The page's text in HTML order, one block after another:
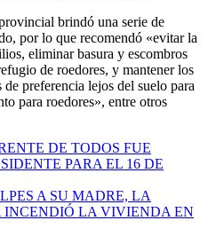
brindó una serie de
por lo que recomendó «evitar la
eliminar basura y escombros
de roedores, y mantener los
preferencia lejos del suelo para
para roedores», entre otros
DE TODOS FUE
PARA EL 16 DE
A SU MADRE, LA
INCENDIÓ LA VIVIENDA EN